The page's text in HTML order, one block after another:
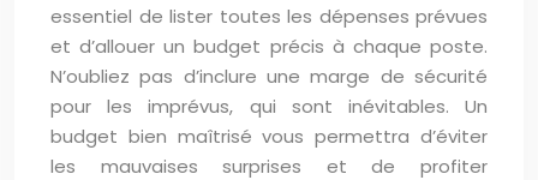
essentiel de lister toutes les dépenses prévues
et d’allouer un budget précis à chaque poste.
N’oubliez pas d’inclure une marge de sécurité
pour les imprévus, qui sont inévitables. Un
budget bien maîtrisé vous permettra d’éviter
les mauvaises surprises et de profiter